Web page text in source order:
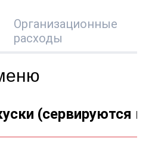
Организационные
расходы
(сервируются в